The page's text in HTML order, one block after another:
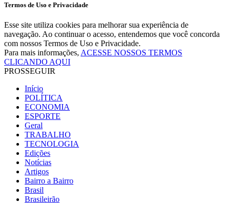
Termos de Uso e Privacidade
Esse site utiliza cookies para melhorar sua experiência de
navegação. Ao continuar o acesso, entendemos que você concorda
com nossos Termos de Uso e Privacidade.
Para mais informações, ACESSE NOSSOS TERMOS
CLICANDO AQUI
PROSSEGUIR
Início
POLÍTICA
ECONOMIA
ESPORTE
Geral
TRABALHO
TECNOLOGIA
Edições
Notícias
Artigos
Bairro a Bairro
Brasil
Brasileirão